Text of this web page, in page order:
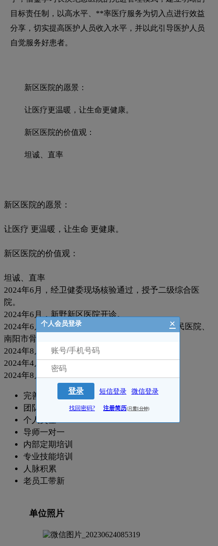
目标责任制，以高水平、**率医疗服务为切入点进行效益
分享，切实提高医护人员收入水平，并以此引导医护人员
自觉服务好患者。
新区医院的愿景：
让医疗更温暖，让生命更健康。
新区医院的价值观：
坦诚、直率
新区医院的愿景：
让医疗 更温暖，让生命 更健康。
新区医院的价值观：
坦诚、直率
2024年6月，经卫健委现场核验通过，授予二级综合医
院。
2024年6月，新野新区医院开诊。
2024年6月，与南阳市中心医院、南阳市第 一人民医院、
南阳市骨科医院签订了医联体单位。
2024年8月，医保正式接入。
2024年4月，获得 国家二级综合医院 评定
2024年8月，获得 医保授予权限
完善的晋升机制
团队奖金
个人奖金
导师一对一
内部定期培训
专业技能培训
人脉积累
老员工带新
单位照片
个人会员登录 ×
登录 短信登录 微信登录
找回密码? 注册简历(只需1分钟)